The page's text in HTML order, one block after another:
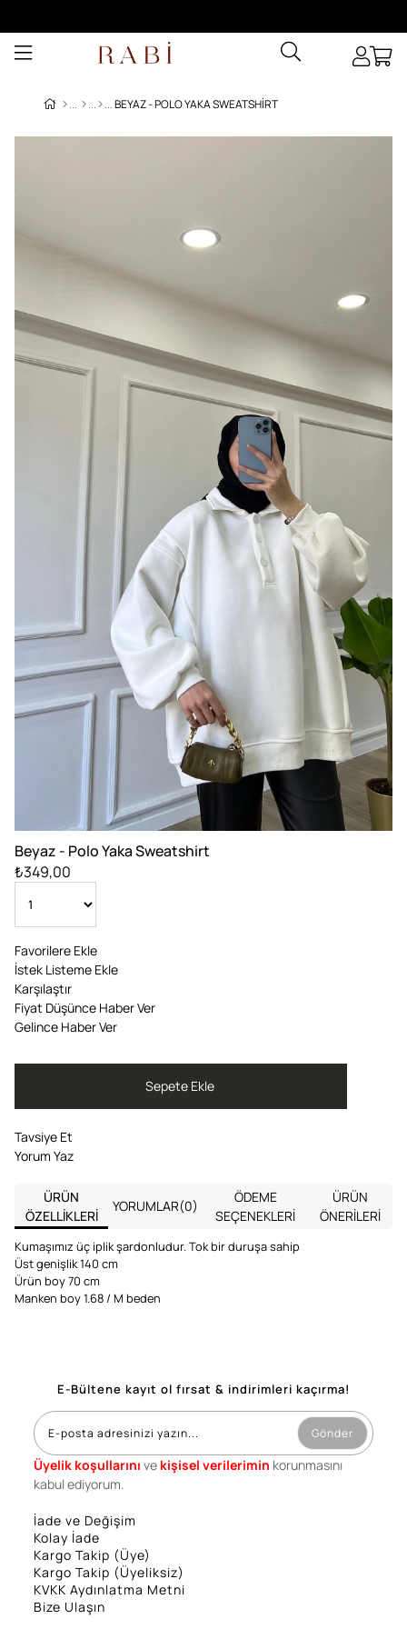
BEYAZ - POLO YAKA SWEATSHIRT
Beyaz - Polo Yaka Sweatshirt
₺349,00
Favorilere Ekle
İstek Listeme Ekle
Karşılaştır
Fiyat Düşünce Haber Ver
Gelince Haber Ver
Tavsiye Et
Yorum Yaz
ÜRÜN
ÖZELLIKLERI
YORUMLAR(0)
ÖDEME
SEÇENEKLERI
ÜRÜN
ÖNERILERI
Kumaşımız üç iplik şardonludur. Tok bir duruşa sahip
Üst genişlik 140 cm
Ürün boy 70 cm
Manken boy 1.68 / M beden
E-Bültene kayıt ol fırsat & indirimleri kaçırma!
Gönder
Üyelik koşullarını ve kişisel verilerimin korunmasını
kabul ediyorum.
İade ve Değişim
Kolay İade
Kargo Takip (Üye)
Kargo Takip (Üyeliksiz)
KVKK Aydınlatma Metni
Bize Ulaşın